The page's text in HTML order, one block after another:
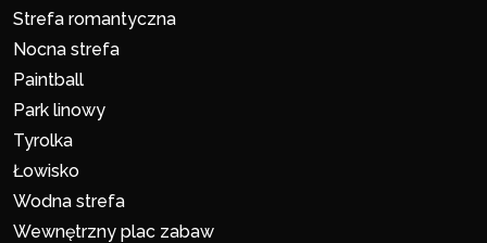
Strefa romantyczna
Nocna strefa
Paintball
Park linowy
Tyrolka
Łowisko
Wodna strefa
Wewnętrzny plac zabaw